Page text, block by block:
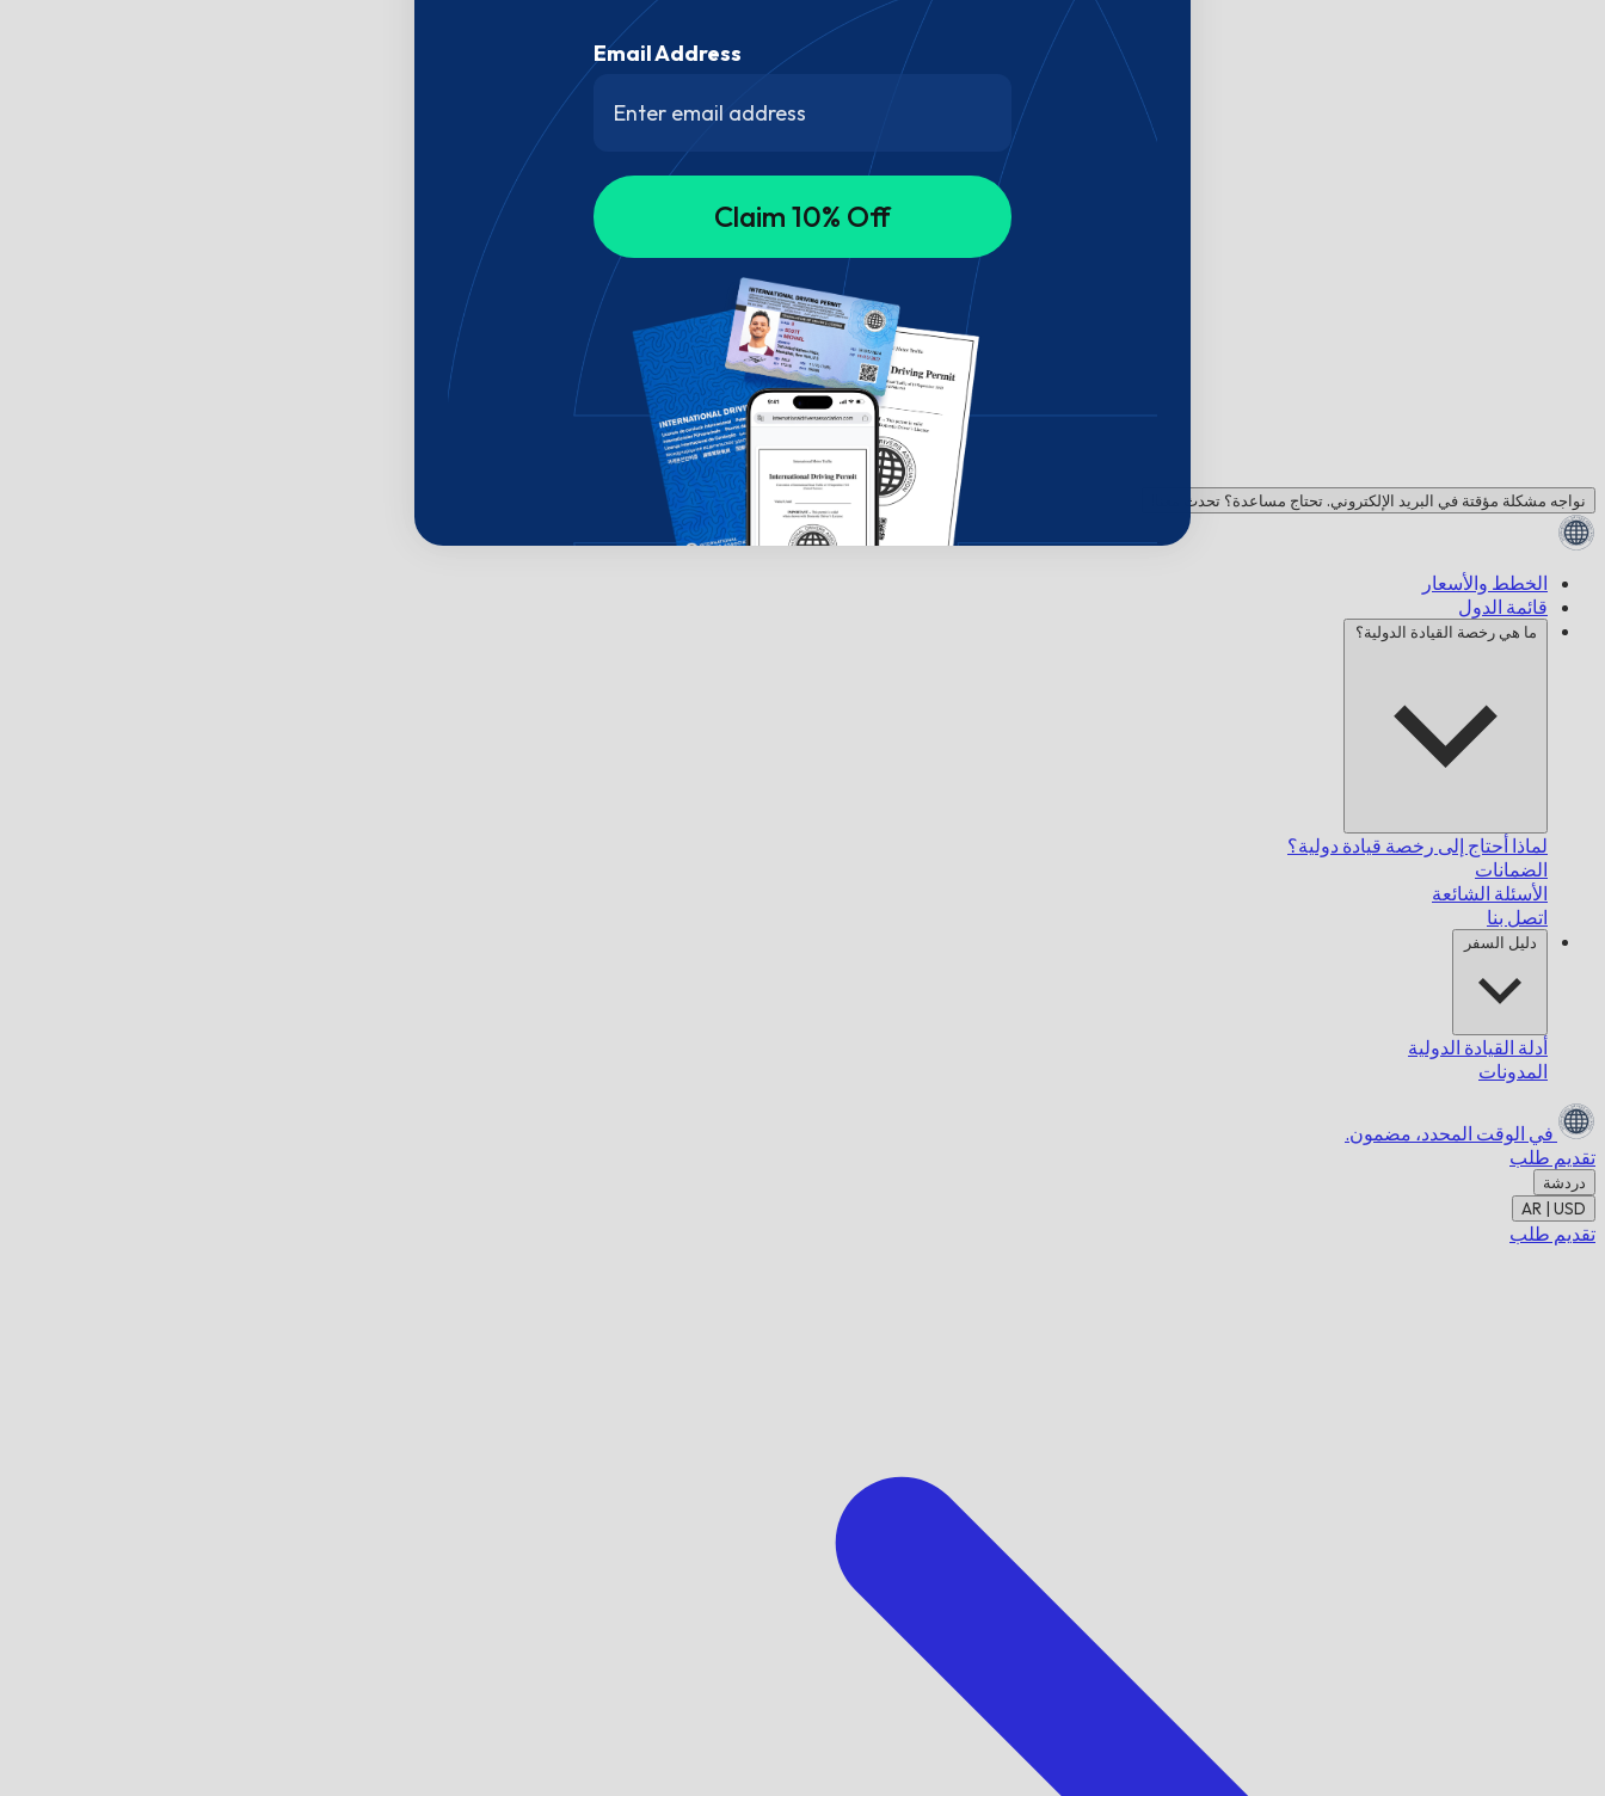
نواجه مشكلة مؤقتة في البريد الإلكتروني. تحتاج مساعدة؟ تحدث معنا!
الخطط والأسعار
قائمة الدول
ما هي رخصة القيادة الدولية؟
لماذا أحتاج إلى رخصة قيادة دولية؟
الضمانات
الأسئلة الشائعة
اتصل بنا
دليل السفر
أدلة القيادة الدولية
المدونات
في الوقت المحدد، مضمون.
تقديم طلب
دردشة
AR | USD
تقديم طلب
Email Address
Claim 10% Off